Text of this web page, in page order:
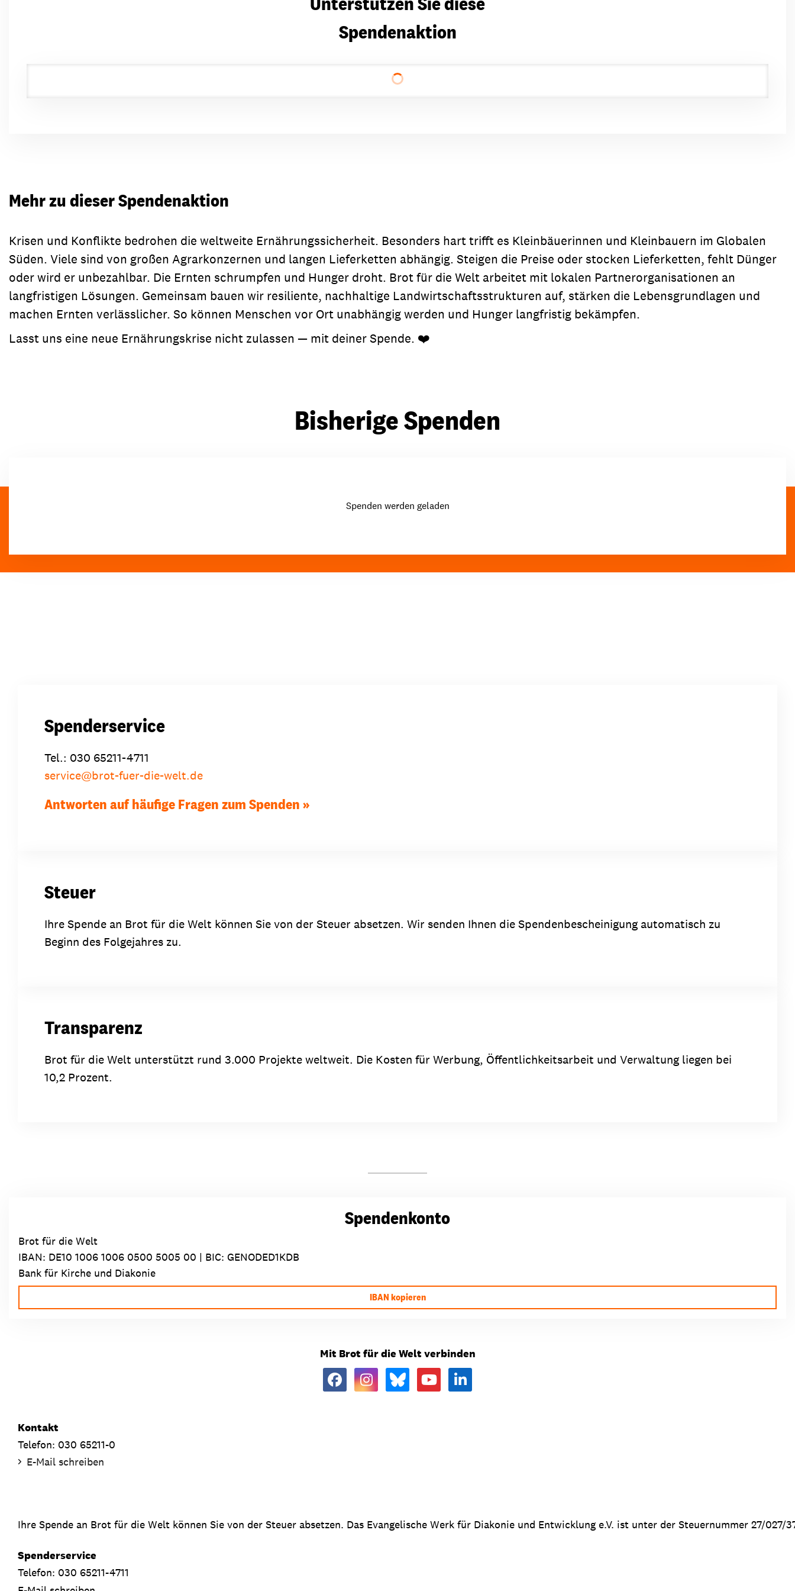
Spendenaktion
Mehr zu dieser Spendenaktion
Krisen und Konflikte bedrohen die weltweite Ernährungssicherheit. Besonders hart trifft es Kleinbäuerinnen und Kleinbauern im Globalen
Süden. Viele sind von großen Agrarkonzernen und langen Lieferketten abhängig. Steigen die Preise oder stocken Lieferketten, fehlt Dünger
oder wird er unbezahlbar. Die Ernten schrumpfen und Hunger droht. Brot für die Welt arbeitet mit lokalen Partnerorganisationen an
langfristigen Lösungen. Gemeinsam bauen wir resiliente, nachhaltige Landwirtschaftsstrukturen auf, stärken die Lebensgrundlagen und
machen Ernten verlässlicher. So können Menschen vor Ort unabhängig werden und Hunger langfristig bekämpfen.
Lasst uns eine neue Ernährungskrise nicht zulassen — mit deiner Spende. ❤️
Bisherige Spenden
Spenden werden geladen
Spenderservice
Tel.: 030 65211-4711
service@brot-fuer-die-welt.de
Antworten auf häufige Fragen zum Spenden
Steuer
Ihre Spende an Brot für die Welt können Sie von der Steuer absetzen. Wir senden Ihnen die Spendenbescheinigung automatisch zu
Beginn des Folgejahres zu.
Transparenz
Brot für die Welt unterstützt rund 3.000 Projekte weltweit. Die Kosten für Werbung, Öffentlichkeitsarbeit und Verwaltung liegen bei
10,2 Prozent.
Spendenkonto
Brot für die Welt
IBAN: DE10 1006 1006 0500 5005 00 | BIC: GENODED1KDB
Bank für Kirche und Diakonie
IBAN kopieren
Mit Brot für die Welt verbinden
Kontakt
Telefon: 030 65211-0
E-Mail schreiben
Ihre Spende an Brot für die Welt können Sie von der Steuer absetzen. Das Evangelische Werk für Diakonie und Entwicklung e.V. ist unter der Steuernummer 27/
Spenderservice
Telefon: 030 65211-4711